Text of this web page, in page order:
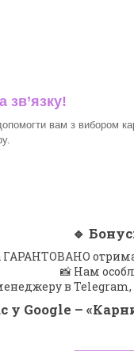
зв’язку!
вам з вибором
🔹
ГАРАНТОВАНО
📸 Нам
в
у Google – «